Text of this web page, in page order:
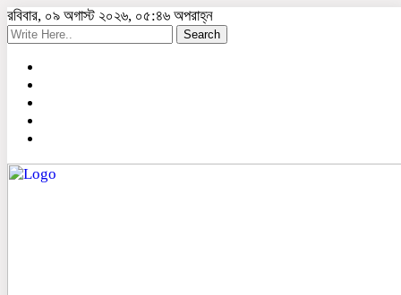
রবিবার, ০৯ অগাস্ট ২০২৬, ০৫:৪৬ অপরাহ্ন
Search